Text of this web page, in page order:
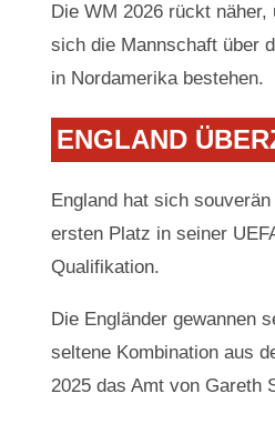
Die WM 2026 rückt
sich die Mannschaft über
in Nordamerika bestehen.
ENGLAND
England hat sich
ersten Platz in seiner
Qualifikation.
Die Engländer gewannen
seltene Kombination aus
2025 das Amt von Gareth